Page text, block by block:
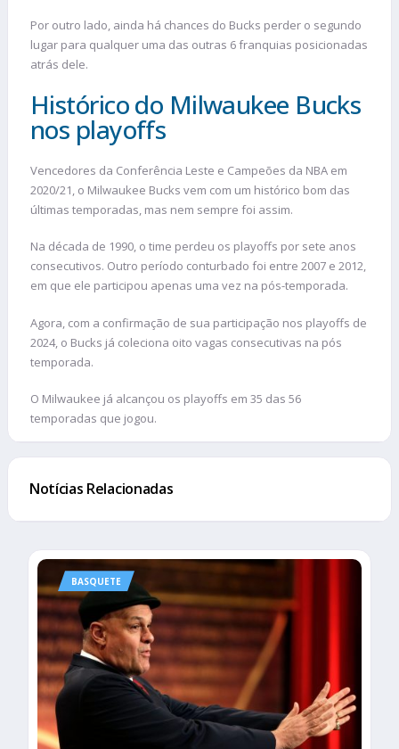
Por outro lado, ainda há chances do Bucks perder o segundo
lugar para qualquer uma das outras 6 franquias posicionadas
atrás dele.
Histórico do Milwaukee Bucks
nos playoffs
Vencedores da Conferência Leste e Campeões da NBA em
2020/21, o Milwaukee Bucks vem com um histórico bom das
últimas temporadas, mas nem sempre foi assim.
Na década de 1990, o time perdeu os playoffs por sete anos
consecutivos. Outro período conturbado foi entre 2007 e 2012,
em que ele participou apenas uma vez na pós-temporada.
Agora, com a confirmação de sua participação nos playoffs de
2024, o Bucks já coleciona oito vagas consecutivas na pós
temporada.
O Milwaukee já alcançou os playoffs em 35 das 56
temporadas que jogou.
Notícias Relacionadas
BASQUETE